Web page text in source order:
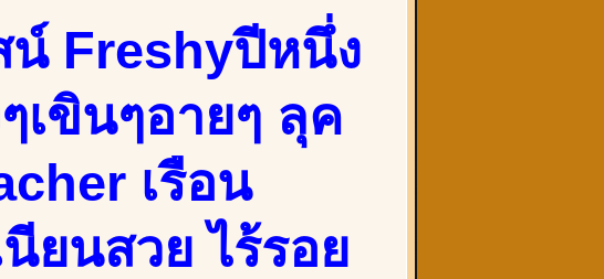
Freshyปีหนึ่ง
เขินๆอายๆ ลุค
เรือน
ยนสวย ไร้รอย